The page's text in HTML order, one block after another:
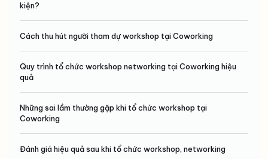
kiện?
Cách thu hút người tham dự workshop tại Coworking
Quy trình tổ chức workshop networking tại Coworking hiệu
quả
Những sai lầm thường gặp khi tổ chức workshop tại
Coworking
Đánh giá hiệu quả sau khi tổ chức workshop, networking